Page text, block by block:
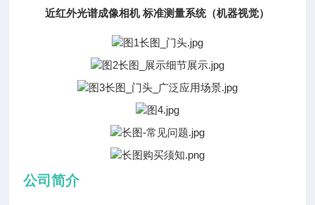
近红外光谱成像相机 标准测量系统（机器视觉）
公司简介